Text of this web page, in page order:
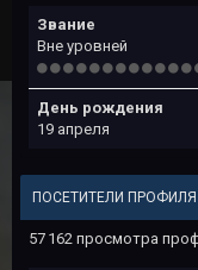
Звание
Вне уровней
День рождения
19 апреля
ПОСЕТИТЕЛИ ПРОФИЛЯ
57 162 просмотра